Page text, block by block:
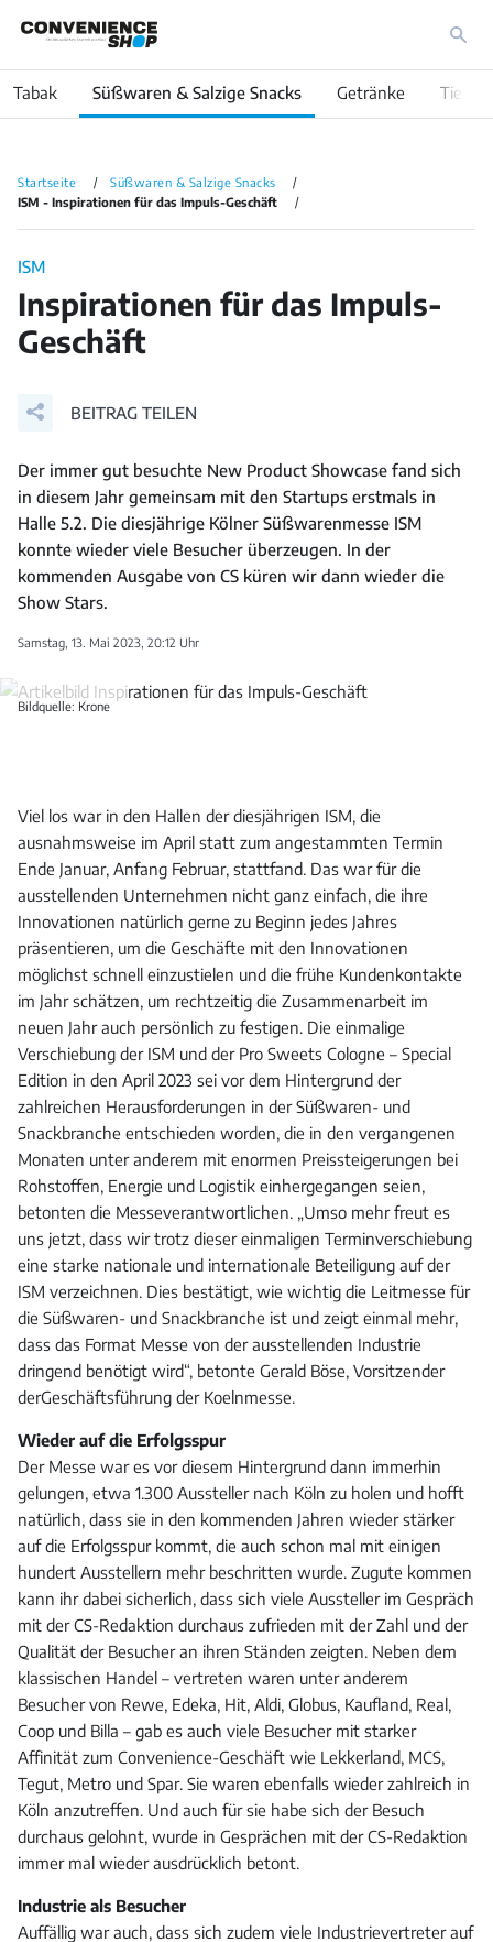
Tabak Süßwaren & Salzige Snacks Getränke
Startseite
Süßwaren & Salzige Snacks
ISM - Inspirationen für das Impuls-Geschäft
ISM
Inspirationen für das Impuls-
Geschäft
BEITRAG TEILEN
Der immer gut besuchte New Product Showcase fand sich
in diesem Jahr gemeinsam mit den Startups erstmals in
Halle 5.2. Die diesjährige Kölner Süßwarenmesse ISM
konnte wieder viele Besucher überzeugen. In der
kommenden Ausgabe von CS küren wir dann wieder die
Show Stars.
Samstag, 13. Mai 2023, 20:12 Uhr
Bildquelle: Krone
Viel los war in den Hallen der diesjährigen ISM, die
ausnahmsweise im April statt zum angestammten Termin
Ende Januar, Anfang Februar, stattfand. Das war für die
ausstellenden Unternehmen nicht ganz einfach, die ihre
Innovationen natürlich gerne zu Beginn jedes Jahres
präsentieren, um die Geschäfte mit den Innovationen
möglichst schnell einzustielen und die frühe Kundenkontakte
im Jahr schätzen, um rechtzeitig die Zusammenarbeit im
neuen Jahr auch persönlich zu festigen. Die einmalige
Verschiebung der ISM und der Pro Sweets Cologne – Special
Edition in den April 2023 sei vor dem Hintergrund der
zahlreichen Herausforderungen in der Süßwaren- und
Snackbranche entschieden worden, die in den vergangenen
Monaten unter anderem mit enormen Preissteigerungen bei
Rohstoffen, Energie und Logistik einhergegangen seien,
betonten die Messeverantwortlichen. „Umso mehr freut es
uns jetzt, dass wir trotz dieser einmaligen Terminverschiebung
eine starke nationale und internationale Beteiligung auf der
ISM verzeichnen. Dies bestätigt, wie wichtig die Leitmesse für
die Süßwaren- und Snackbranche ist und zeigt einmal mehr,
dass das Format Messe von der ausstellenden Industrie
dringend benötigt wird“, betonte Gerald Böse, Vorsitzender
derGeschäftsführung der Koelnmesse.
Wieder auf die Erfolgsspur
Der Messe war es vor diesem Hintergrund dann immerhin
gelungen, etwa 1.300 Aussteller nach Köln zu holen und hofft
natürlich, dass sie in den kommenden Jahren wieder stärker
auf die Erfolgsspur kommt, die auch schon mal mit einigen
hundert Ausstellern mehr beschritten wurde. Zugute kommen
kann ihr dabei sicherlich, dass sich viele Aussteller im Gespräch
mit der CS-Redaktion durchaus zufrieden mit der Zahl und der
Qualität der Besucher an ihren Ständen zeigten. Neben dem
klassischen Handel – vertreten waren unter anderem
Besucher von Rewe, Edeka, Hit, Aldi, Globus, Kaufland, Real,
Coop und Billa – gab es auch viele Besucher mit starker
Affinität zum Convenience-Geschäft wie Lekkerland, MCS,
Tegut, Metro und Spar. Sie waren ebenfalls wieder zahlreich in
Köln anzutreffen. Und auch für sie habe sich der Besuch
durchaus gelohnt, wurde in Gesprächen mit der CS-Redaktion
immer mal wieder ausdrücklich betont.
Industrie als Besucher
Auffällig war auch, dass sich zudem viele Industrievertreter auf